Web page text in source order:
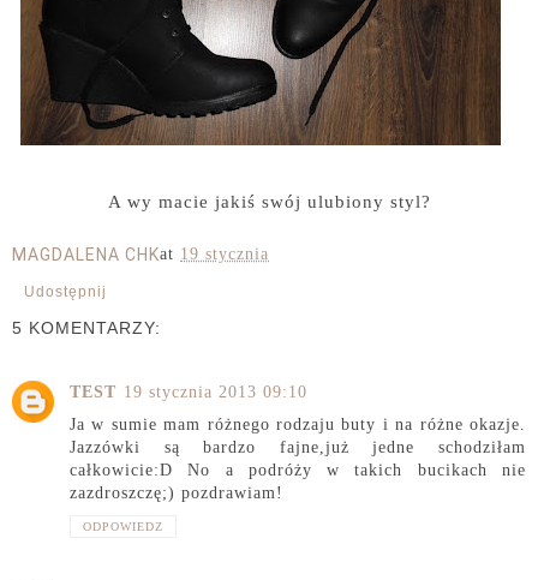
A wy macie jakiś swój ulubiony styl?
MAGDALENA CHKat 19 stycznia
Udostępnij
5 KOMENTARZY:
TEST 19 stycznia 2013 09:10
Ja w sumie mam różnego rodzaju buty i na różne okazje.
Jazzówki są bardzo fajne,już jedne schodziłam
całkowicie:D No a podróży w takich bucikach nie
zazdroszczę;) pozdrawiam!
ODPOWIEDZ